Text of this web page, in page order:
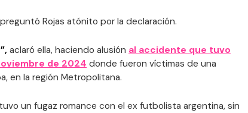
preguntó Rojas atónito por la declaración.
aclaró ella, haciendo alusión al accidente que tuvo
de 2024 donde fueron víctimas de una
en la región Metropolitana.
un fugaz romance con el ex futbolista argentina, sin